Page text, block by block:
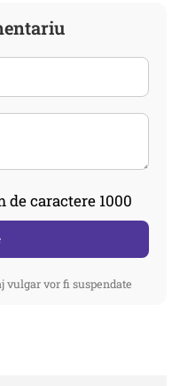
de caractere 1000
vor fi suspendate